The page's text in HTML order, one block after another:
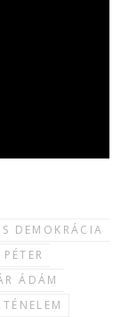
DEMOKRÁCIA
ÁDÁM